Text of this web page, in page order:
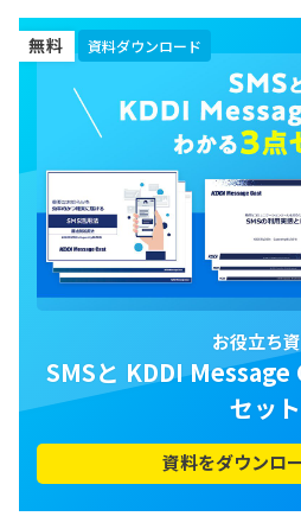
無料 資料ダウンロード
お役立ち
SMSと KDDI Message
セット
資料をダウンロ